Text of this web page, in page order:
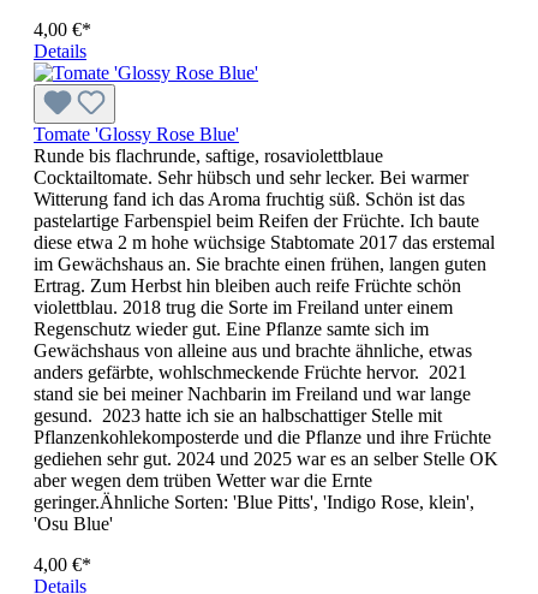
4,00 €*
Details
Tomate 'Glossy Rose Blue'
Runde bis flachrunde, saftige, rosaviolettblaue
Cocktailtomate. Sehr hübsch und sehr lecker. Bei warmer
Witterung fand ich das Aroma fruchtig süß. Schön ist das
pastelartige Farbenspiel beim Reifen der Früchte. Ich baute
diese etwa 2 m hohe wüchsige Stabtomate 2017 das erstemal
im Gewächshaus an. Sie brachte einen frühen, langen guten
Ertrag. Zum Herbst hin bleiben auch reife Früchte schön
violettblau. 2018 trug die Sorte im Freiland unter einem
Regenschutz wieder gut. Eine Pflanze samte sich im
Gewächshaus von alleine aus und brachte ähnliche, etwas
anders gefärbte, wohlschmeckende Früchte hervor. 2021
stand sie bei meiner Nachbarin im Freiland und war lange
gesund. 2023 hatte ich sie an halbschattiger Stelle mit
Pflanzenkohlekomposterde und die Pflanze und ihre Früchte
gediehen sehr gut. 2024 und 2025 war es an selber Stelle OK
aber wegen dem trüben Wetter war die Ernte
geringer.Ähnliche Sorten: 'Blue Pitts', 'Indigo Rose, klein',
'Osu Blue'
4,00 €*
Details